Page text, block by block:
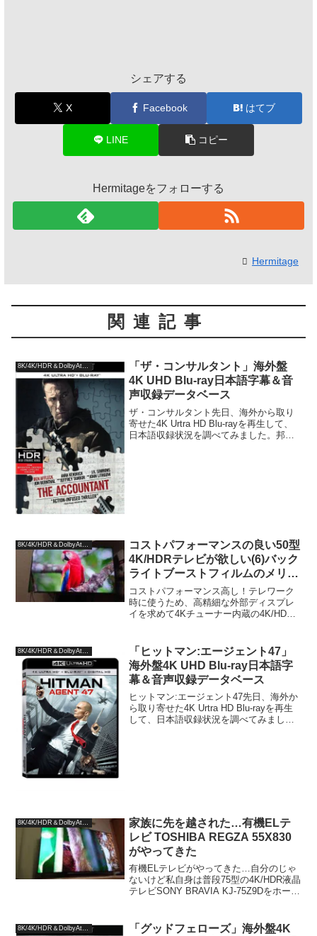
シェアする
X Facebook はてブ
LINE コピー
Hermitageをフォローする
Hermitage
関連記事
8K/4K/HDR＆DolbyAtmos
「ザ・コンサルタント」海外盤
4K UHD Blu-ray日本語字幕＆音
声収録データベース
ザ・コンサルタント先日、海外から取り
寄せた4K Urtra HD Blu-rayを再生して、
日本語収録状況を調べてみました。邦
8K/4K/HDR＆DolbyAtmos
コストパフォーマンスの良い50型
4K/HDRテレビが欲しい(6)バック
ライトブーストフィルムのメリッ
ト/デメリット？
コストパフォーマンス高し！テレワーク
時に使うため、高精細な外部ディスプレ
イを求めて4Kチューナー内蔵の4K/HDR
人で行い、初期設定と基本的な動作を確
認できま...
「ヒットマン:エージェント47」
海外盤4K UHD Blu-ray日本語字
幕＆音声収録データベース
ヒットマン:エージェント47先日、海外か
ら取り寄せた4K Urtra HD Blu-rayを再生
して、日本語収録状況を調べてみまし
家族に先を越された…有機ELテ
レビ TOSHIBA REGZA 55X830
がやってきた
有機ELテレビがやってきた…自分のじゃ
ないけど私自身は普段75型の4K/HDR液晶
テレビSONY BRAVIA KJ-75Z9Dをホーム
換したいと思いつつも、75型と...
8K/4K/HDR＆DolbyAtmos
「グッドフェローズ」海外盤4K